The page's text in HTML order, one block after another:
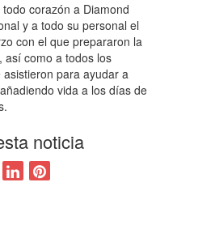
corazón a Diamond
y a todo su personal el
con el que prepararon la
así como a todos los
para ayudar a
vida a los días de
noticia